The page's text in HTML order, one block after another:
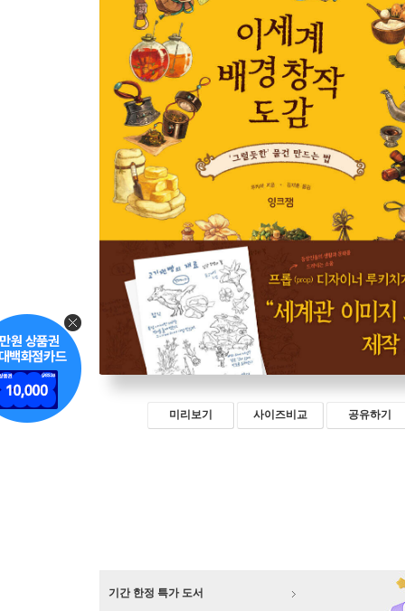
미리보기 사이즈비교 공유하기
기간 한정 특가 도서